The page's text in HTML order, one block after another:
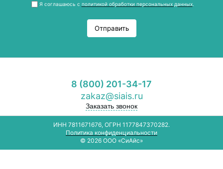
Я соглашаюсь с политикой обработки персональных данных.
Отправить
8 (800) 201-34-17
zakaz@siais.ru
Заказать звонок
ИНН 7811671676, ОГРН 1177847370282.
Политика конфиденциальности
© 2026 ООО «СиАйс»